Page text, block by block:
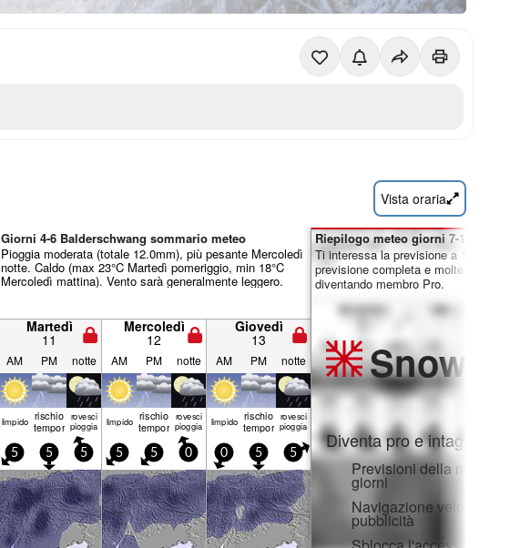
Vista oraria
Giorni 4-6 Balderschwang sommario meteo
Pioggia moderata (totale 12.0mm), più pesante Mercoledì
notte. Caldo (max 23°C Martedì pomeriggio, min 18°C
Mercoledì mattina). Vento sarà generalmente leggero.
Martedì
11
Mercoledì
12
Giovedì
13
AM PM notte AM PM notte AM PM notte
limp­ido rischio
temporale
rovesci
pioggia limp­ido rischio
temporale
rovesci
pioggia limp­ido rischio
temporale
rovesci
pioggia
5 5 5 5 5 0 0 5 5
Riepilogo meteo giorni 7-16:
Ti interessa la previsione a 16
previsione completa e molte altre
diventando membro Pro.
Snow
Diventa pro e intaglia:
Previsioni della neve
giorni
Navigazione veloce
pubblicità